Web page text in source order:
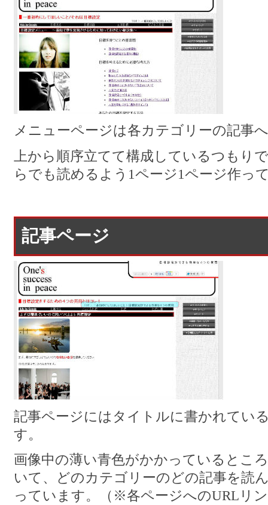
メニューページは各カテゴリーの記事
上から順序立てて構成しているつもり
らでも読めるよう1ページ1ページ作っ
記事ページ
記事ページにはタイトルに書かれてい
す。
画像中の薄い青色がかかっているとこ
いて、どのカテゴリーのどの記事を読
っています。（※各ページへのURLリ